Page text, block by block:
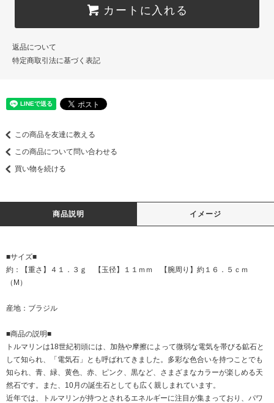
カートに入れる
返品について
特定商取引法に基づく表記
この商品を友達に教える
この商品について問い合わせる
買い物を続ける
商品説明 イメージ
■サイズ■
約：【重さ】４１．３ｇ 【玉径】１１ｍｍ 【腕周り】約１６．５ｃｍ
（M）
産地：ブラジル
■商品の説明■
トルマリンは18世紀初頭には、加熱や摩擦によって微弱な電気を帯びる鉱石と
して知られ、「電気石」とも呼ばれてきました。多彩な色合いを持つことでも
知られ、青、緑、黄色、赤、ピンク、黒など、さまざまなカラーが楽しめる天
然石です。また、10月の誕生石としても広く親しまれています。
近年では、トルマリンが持つとされるエネルギーに注目が集まっており、パワ